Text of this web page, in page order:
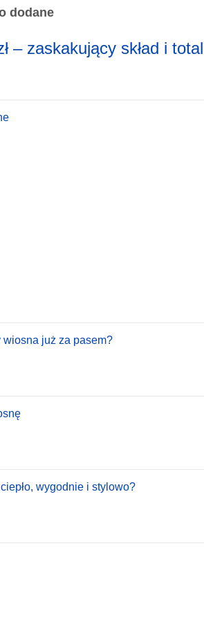
dodane
– zaskakujący skład i
już za pasem?
wygodnie i stylowo?